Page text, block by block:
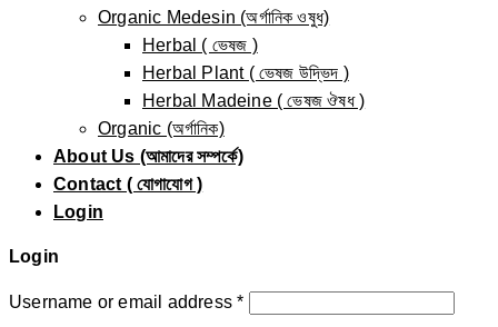
Organic Medesin (অর্গানিক ওষুধ)
Herbal ( ভেষজ )
Herbal Plant ( ভেষজ উদ্ভিদ )
Herbal Madeine ( ভেষজ ঔষধ )
Organic (অর্গানিক)
About Us (আমাদের সম্পর্কে)
Contact ( যোগাযোগ )
Login
Login
Username or email address*